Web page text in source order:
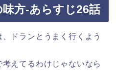
方-あらすじ26話
ドランとうまく行くよう
えてるわけじゃないなら